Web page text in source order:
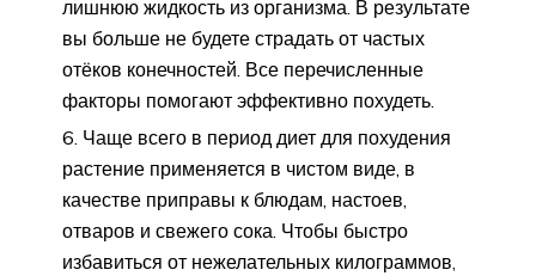
лишнюю жидкость из организма. В результате
вы больше не будете страдать от частых
отёков конечностей. Все перечисленные
факторы помогают эффективно похудеть.
Чаще всего в период диет для похудения
растение применяется в чистом виде, в
качестве приправы к блюдам, настоев,
отваров и свежего сока. Чтобы быстро
избавиться от нежелательных килограммов,